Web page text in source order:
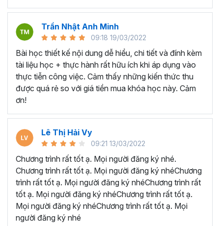
chức ngày càng phát triển hơn.
Biết áp dụng kiến thức vừa học vào thực tế công
việcđể tận dụng cơ hội việc làm trong lĩnh vực hành
chính nhân sự.
Tối ưu hóa quá trình làm việc hàng ngày : biết cách
tạo và tối ưu quy trình làm việc từ quản lý công văn, hợp
đồng, đồ dùng, văn phòng phẩm, tài sản cố định, tạo
chương trình quản lý nhân sự, đến xây dựng bảng chấm
công trên Excel và lập bảng lương, bảo hiểm.
Ai có thể tham gia khóa học
nghiệp vụ hành chính nhân
sự?
Khóa học hành chính nhân sự HCNSG02 được Gitiho
thiết kế dành cho:
Người mới, sinh viên sắp tốt nghiệp, người trái ngành
Trần Nhật Anh Minh
09:18 19/03/2022
Bài học thiết kế nội dung dễ hiểu, chi tiết và đính kèm
tài liệu học + thực hành rất hữu ích khi áp dụng vào
thực tiễn công việc. Cảm thấy những kiến thức thu
được quá rẻ so với giá tiền mua khóa học này. Cảm
ơn!
Lê Thị Hải Vy
09:21 13/03/2022
Chương trình rất tốt ạ. Mọi người đăng ký nhé.
Chương trình rất tốt ạ. Mọi người đăng ký nhéChương
trình rất tốt ạ. Mọi người đăng ký nhéChương trình rất
tốt ạ. Mọi người đăng ký nhéChương trình rất tốt ạ.
Mọi người đăng ký nhéChương trình rất tốt ạ. Mọi
người đăng ký nhé